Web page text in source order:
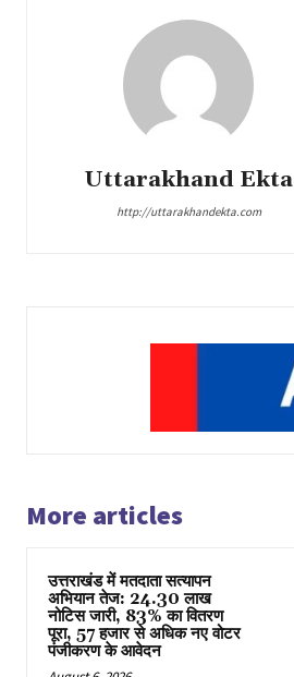
Uttarakhand Ekta
http://uttarakhandekta.com
More articles
उत्तराखंड में मतदाता सत्यापन
अभियान तेज: 24.30 लाख
नोटिस जारी, 83% का वितरण
पूरा, 57 हजार से अधिक नए वोटर
पंजीकरण के आवेदन